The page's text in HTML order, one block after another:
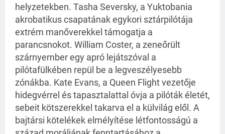
helyzetekben. Tasha Seversky, a Yuktobania
akrobatikus csapatának egykori sztárpilótája
extrém manőverekkel támogatja a
parancsnokot. William Coster, a zeneőrült
szárnyember egy apró lejátszóval a
pilótafülkében repül be a legveszélyesebb
zónákba. Kate Evans, a Queen Flight vezetője
hidegvérrel és tapasztalattal óvja a pilóták életét,
sebeit kötszerekkel takarva el a külvilág elől. A
bajtársi kötelékek elmélyítése létfontosságú a